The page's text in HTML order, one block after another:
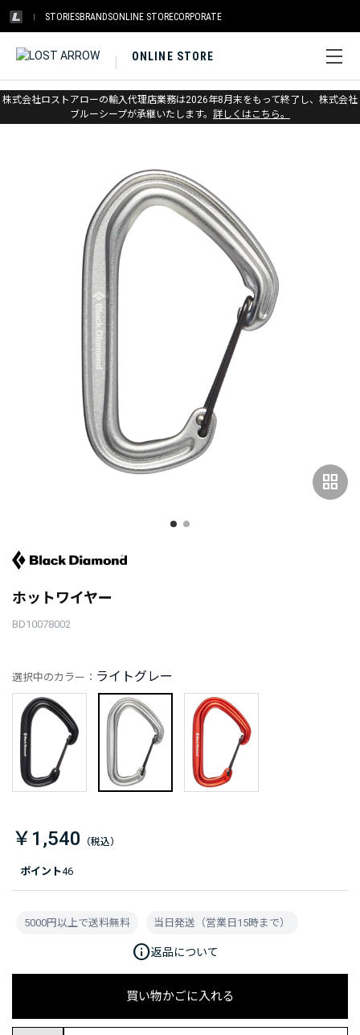
STORIESBRANDSONLINE STORECORPORATE
ONLINE STORE
株式会社ロストアローの輸入代理店業務は2026年8月末をもって終了し、株式会社
ブルーシープが承継いたします。 詳しくはこちら。
ホーム > ブラックダイヤモンド > クライミング
カラビナ・クイックドロー
grid_view
ホットワイヤー
BD10078002
ポイント46
選択中のカラー： ライトグレー
￥1,540
買い物かごに入れる
5000円以上で送料無料 当日発送（営業日15時まで）
info返品について